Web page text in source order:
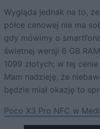
Wygląda jednak na to,
półce cenowej nie ma
gdy mówimy o
świetnej wersji 6 GB
1099 złotych; w tej
Mam nadzieję, że
będzie miał okazję to
Poco X3 Pro NFC w